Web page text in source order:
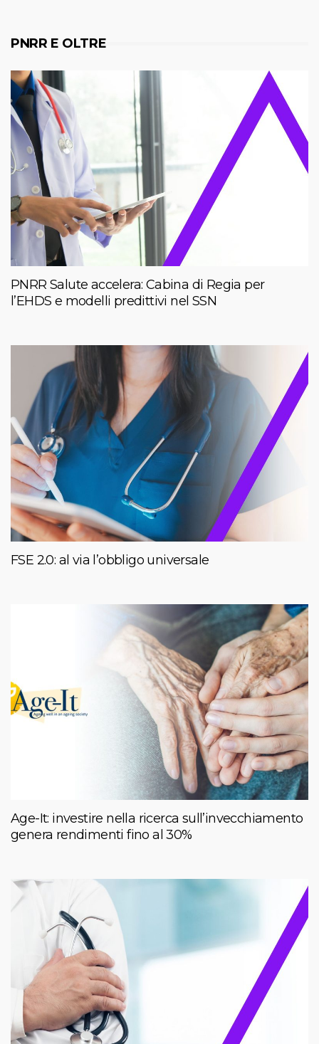
PNRR E OLTRE
PNRR Salute accelera: Cabina di Regia per
l’EHDS e modelli predittivi nel SSN
FSE 2.0: al via l’obbligo universale
Age-It: investire nella ricerca sull’invecchiamento
genera rendimenti fino al 30%